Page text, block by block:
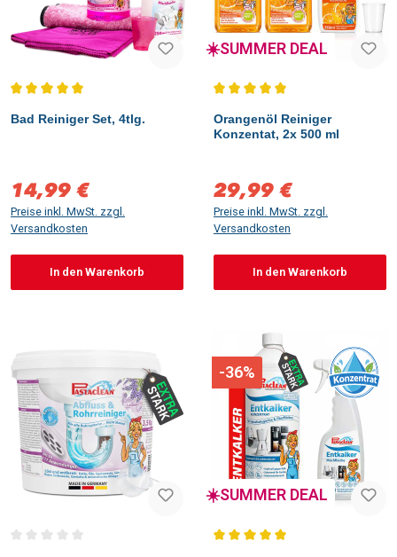
Bad Reiniger Set, 4tlg.
Verkaufspreis:
14,99 €
Preise inkl. MwSt. zzgl.
Versandkosten
In den Warenkorb
☀️SUMMER DEAL
Orangenöl Reiniger
Konzentat, 2x 500 ml
Verkaufspreis:
29,99 €
Preise inkl. MwSt. zzgl.
Versandkosten
In den Warenkorb
-36%
☀️SUMMER DEAL